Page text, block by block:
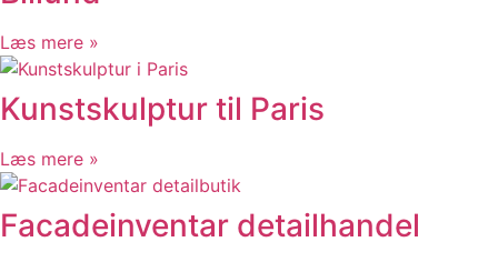
Læs mere »
Kunstskulptur til Paris
Læs mere »
Facadeinventar detailhandel